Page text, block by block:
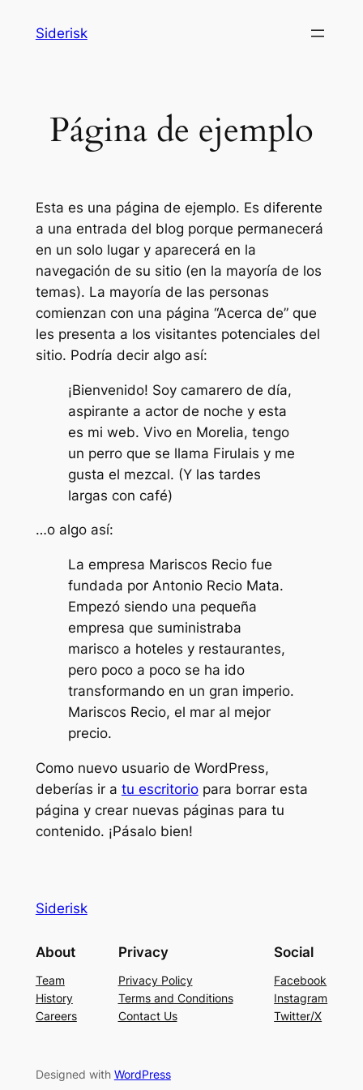
Siderisk
Página de ejemplo
Esta es una página de ejemplo. Es diferente
a una entrada del blog porque permanecerá
en un solo lugar y aparecerá en la
navegación de su sitio (en la mayoría de los
temas). La mayoría de las personas
comienzan con una página “Acerca de” que
les presenta a los visitantes potenciales del
sitio. Podría decir algo así:
¡Bienvenido! Soy camarero de día,
aspirante a actor de noche y esta
es mi web. Vivo en Morelia, tengo
un perro que se llama Firulais y me
gusta el mezcal. (Y las tardes
largas con café)
…o algo así:
La empresa Mariscos Recio fue
fundada por Antonio Recio Mata.
Empezó siendo una pequeña
empresa que suministraba
marisco a hoteles y restaurantes,
pero poco a poco se ha ido
transformando en un gran imperio.
Mariscos Recio, el mar al mejor
precio.
Como nuevo usuario de WordPress,
deberías ir a tu escritoriopara borrar esta
página y crear nuevas páginas para tu
contenido. ¡Pásalo bien!
Siderisk
About
Team
History
Careers
Privacy
Privacy Policy
Terms and Conditions
Contact Us
Social
Facebook
Instagram
Twitter/X
Designed with WordPress